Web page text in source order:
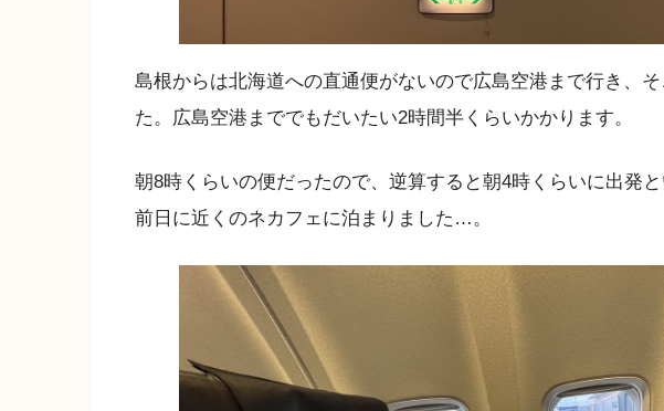
島根からは北海道への直通便がないので広島空港まで行き、
た。広島空港まででもだいたい2時間半くらいかかります。
朝8時くらいの便だったので、逆算すると朝4時くらいに出発
前日に近くのネカフェに泊まりました…。